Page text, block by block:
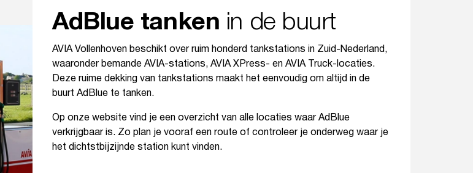
AdBlue tanken in de buurt
AVIA Vollenhoven beschikt over ruim honderd tankstations in Zuid-Nederland,
waaronder bemande AVIA-stations, AVIA XPress- en AVIA Truck-locaties.
Deze ruime dekking van tankstations maakt het eenvoudig om altijd in de
buurt AdBlue te tanken.
Op onze website vind je een overzicht van alle locaties waar AdBlue
verkrijgbaar is. Zo plan je vooraf een route of controleer je onderweg waar je
het dichtstbijzijnde station kunt vinden.